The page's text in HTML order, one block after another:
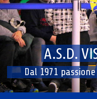
A.S.D.
Dal 1971